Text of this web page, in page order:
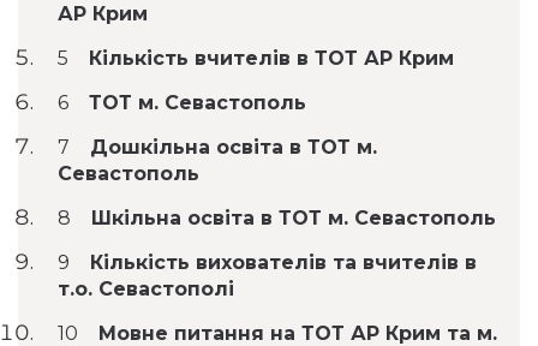
АР Крим
Кількість вчителів в ТОТ АР Крим
ТОТ м. Севастополь
Дошкільна освіта в ТОТ м.
Севастополь
Шкільна освіта в ТОТ м. Севастополь
Кількість вихователів та вчителів в
т.о. Севастополі
Мовне питання на ТОТ АР Крим та м.